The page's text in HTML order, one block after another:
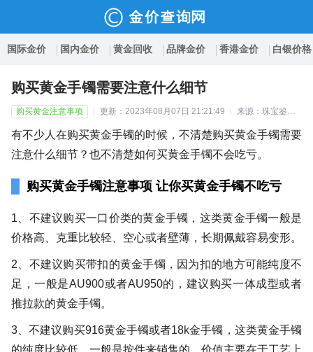
国际金价 国内金价 黄金回收 品牌金价 香港金价 白银价格
购买黄金手镯需要注意什么细节
购买黄金注意事项 更新：2023年08月07日 21:21:49 来源：珠宝鉴定师延彬
有不少人在购买黄金手镯的时候，不清楚购买黄金手镯需要
注意什么细节？也不清楚如何买黄金手镯不会吃亏。
购买黄金手镯注意事项 让你买黄金手镯不吃亏
1、不建议购买一口价类的黄金手镯，这类黄金手镯一般是
价格高、克重比较轻、空心或者壁薄，长期佩戴容易变形。
2、不建议购买带扣的黄金手镯，因为扣的地方可能纯度不
足，一般是AU900或者AU950的，建议购买一体成型或者
推拉款的黄金手镯。
3、不建议购买916黄金手镯或者18k金手镯，这类黄金手镯
的纯度比较低，一般是按件来销售的，价值主要在于工艺上